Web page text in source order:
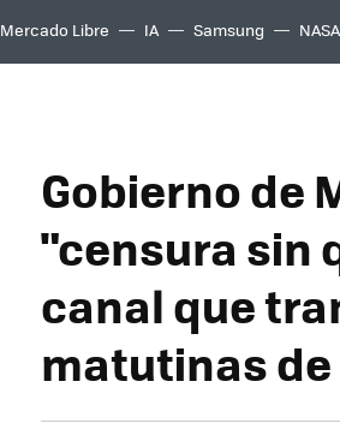
Mercado Libre IA Samsung NASA
Gobierno de
"censura sin
canal que
matutinas de